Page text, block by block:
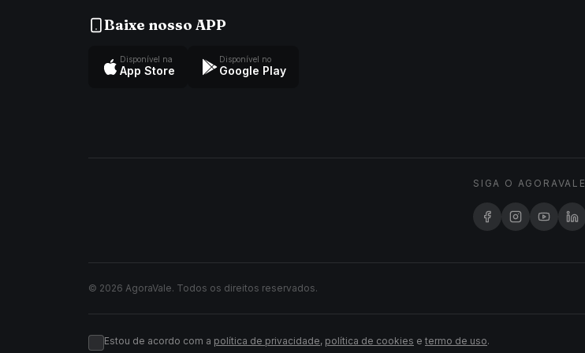
Baixe nosso APP
Disponível na
App Store
Disponível no
Google Play
SIGA O AGORAVALE
© 2026 AgoraVale. Todos os direitos reservados.
Estou de acordo com a política de privacidade, política de cookies e termo de uso.